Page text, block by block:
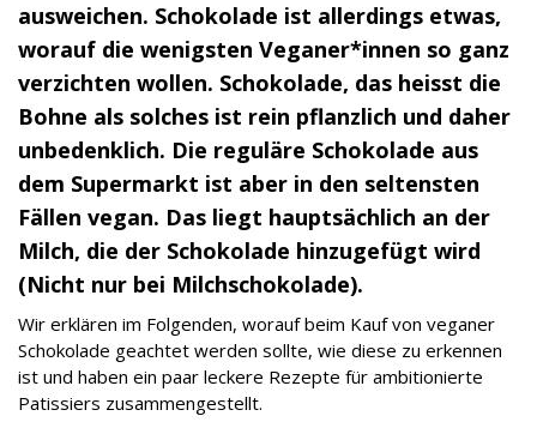
ausweichen. Schokolade ist allerdings etwas,
worauf die wenigsten Veganer*innen so ganz
verzichten wollen. Schokolade, das heisst die
Bohne als solches ist rein pflanzlich und daher
unbedenklich. Die reguläre Schokolade aus
dem Supermarkt ist aber in den seltensten
Fällen vegan. Das liegt hauptsächlich an der
Milch, die der Schokolade hinzugefügt wird
(Nicht nur bei Milchschokolade).
Wir erklären im Folgenden, worauf beim Kauf von veganer
Schokolade geachtet werden sollte, wie diese zu erkennen
ist und haben ein paar leckere Rezepte für ambitionierte
Patissiers zusammengestellt.